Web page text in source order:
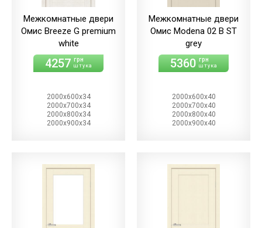
Межкомнатные двери
Омис Breeze G premium
white
4257 грн
штука
2000х600х34
2000х700х34
2000х800х34
2000х900х34
Межкомнатные двери
Омис Modena 02 B ST
grey
5360 грн
штука
2000х600х40
2000х700х40
2000х800х40
2000х900х40